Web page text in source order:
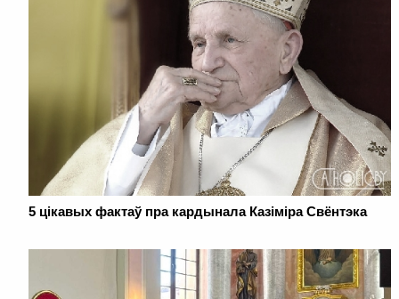
5 цікавых фактаў пра кардынала Казіміра Свёнтэка